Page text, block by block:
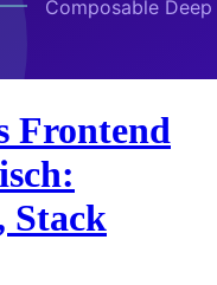
Frontend
Stack